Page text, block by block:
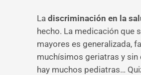
La discriminación en la
hecho. La medicación que
mayores es generalizada,
muchísimos geriatras y sin
hay muchos pediatras…